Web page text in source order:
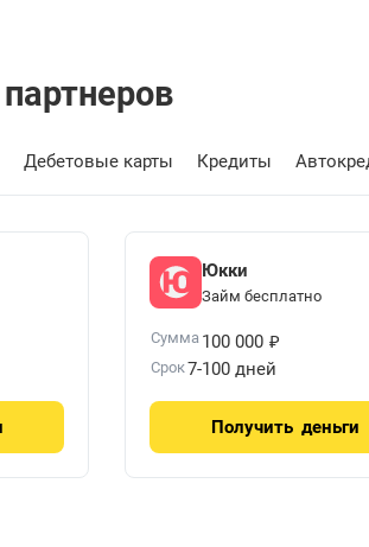
Дебетовые карты Кредиты
Юкки
Займ бесплатно
Сумма 100 000 ₽
Срок7-100 дней
Получить деньги